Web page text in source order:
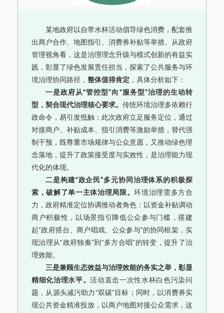
某地政府以自带水杯活动倡导绿色消费，配套推
出商户合作、地图指引、消费券补贴等举措。从政府
管理视角看，这是治理理念升级与模式创新的有益实
践，彰显了绿色发展责任担当，探索了公共服务与环
境治理协同路径， 整体值得肯定 ，具体分析如下：
一是政府从“管控型”向“服务型”治理的生动转
型，契合现代治理核心要求。 传统环境治理多依赖行
政命令，易引发抵触；此次政府立足服务定位，通过
对接商户、补贴成本、指引消费等激励举措，替代强
制干预，既尊重市场规律与公众意愿，又推动绿色理
念落地，提升了政策接受度与实效性，是治理能力现
代化的体现。
二是构建“政企民”多元协同治理体系的积极探
索，破解了单一主体治理局限。环境治理需多方合
力，政府精准定位协调推动者角色：以资金补贴调动
商户积极性，以场景指引降低公众参与门槛，搭建
起“政府搭台、商户唱戏、公众参与”的协同框架，实
现治理从“政府独奏”到“多方合唱”的转变，提升了治
理效能。
三是兼顾生态效益与治理效能的务实之举，彰显
精细化治理水平。活动直击一次性水杯白色污染问
题，从源头减污助力“双碳”目标；同时，以消费券实
现公共资金精准投放，以商户地图对接公众需求，这